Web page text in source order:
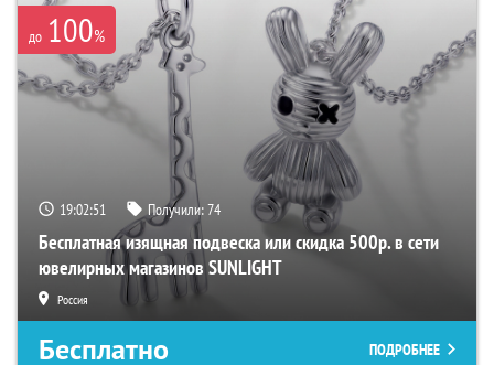
до 100%
19:02:50 Получили:74
Бесплатная изящная подвеска или скидка 500р. в сети
ювелирных магазинов SUNLIGHT
Россия
Бесплатно ПОДРОБНЕЕ